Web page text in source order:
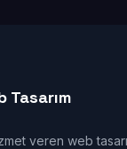
Tasarım
veren web